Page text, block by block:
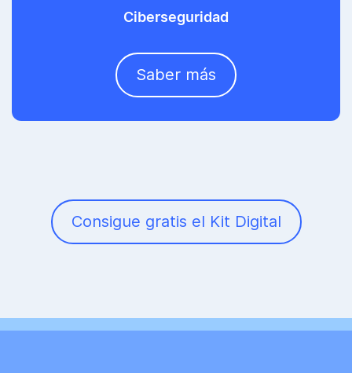
Ciberseguridad
Saber más
Consigue gratis el Kit Digital